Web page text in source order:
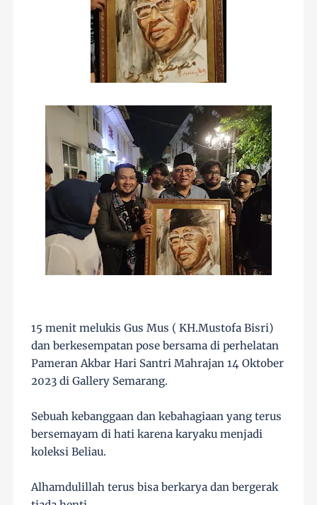
15 menit melukis Gus Mus ( KH.Mustofa Bisri)
dan berkesempatan pose bersama di perhelatan
Pameran Akbar Hari Santri Mahrajan 14 Oktober
2023 di Gallery Semarang.
Sebuah kebanggaan dan kebahagiaan yang terus
bersemayam di hati karena karyaku menjadi
koleksi Beliau.
Alhamdulillah terus bisa berkarya dan bergerak